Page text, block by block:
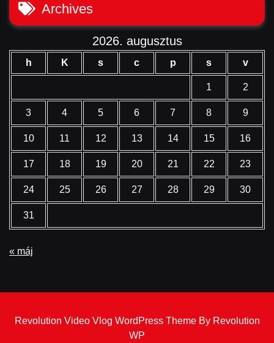
Archives
2026. augusztus
h K s c p s v
1 2
3 4 5 6 7 8 9
10 11 12 13 14 15 16
17 18 19 20 21 22 23
24 25 26 27 28 29 30
31
« máj
Revolution Video Vlog WordPress Theme By Revolution
WP